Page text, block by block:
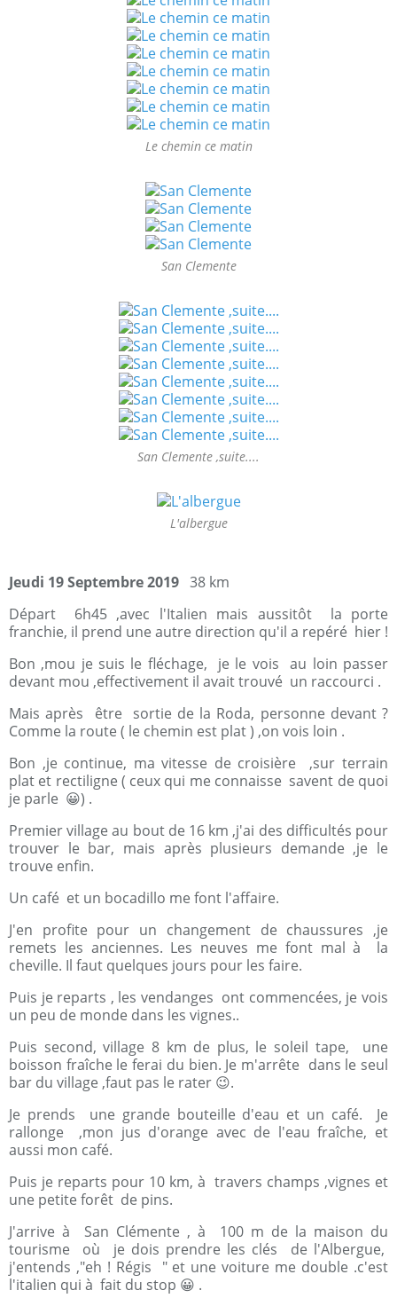
Le chemin ce matin
San Clemente
San Clemente ,suite....
L'albergue
Jeudi 19 Septembre 2019 38 km
Départ 6h45 ,avec l'Italien mais aussitôt la porte
franchie, il prend une autre direction qu'il a repéré hier !
Bon ,mou je suis le fléchage, je le vois au loin passer
devant mou ,effectivement il avait trouvé un raccourci .
Mais après être sortie de la Roda, personne devant ?
Comme la route ( le chemin est plat ) ,on vois loin .
Bon ,je continue, ma vitesse de croisière ,sur terrain
plat et rectiligne ( ceux qui me connaisse savent de quoi
je parle 😀) .
Premier village au bout de 16 km ,j'ai des difficultés pour
trouver le bar, mais après plusieurs demande ,je le
trouve enfin.
Un café et un bocadillo me font l'affaire.
J'en profite pour un changement de chaussures ,je
remets les anciennes. Les neuves me font mal à la
cheville. Il faut quelques jours pour les faire.
Puis je reparts , les vendanges ont commencées, je vois
un peu de monde dans les vignes..
Puis second, village 8 km de plus, le soleil tape, une
boisson fraîche le ferai du bien. Je m'arrête dans le seul
bar du village ,faut pas le rater 😉.
Je prends une grande bouteille d'eau et un café. Je
rallonge ,mon jus d'orange avec de l'eau fraîche, et
aussi mon café.
Puis je reparts pour 10 km, à travers champs ,vignes et
une petite forêt de pins.
J'arrive à San Clémente , à 100 m de la maison du
tourisme où je dois prendre les clés de l'Albergue,
j'entends ,"eh ! Régis " et une voiture me double .c'est
l'italien qui à fait du stop 😀 .